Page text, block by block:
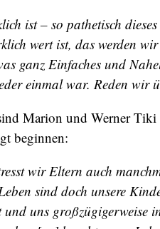
ist – so pathetisch
wert ist, das werden
ganz Einfaches und
einmal war. Reden wir
Marion und Werner Tiki
beginnen:
wir Eltern auch
sind doch unsere
uns großzügigerweise